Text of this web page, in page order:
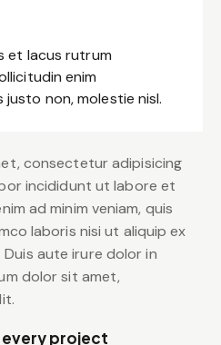
et lacus rutrum
enim
non, molestie nisl.
consectetur adipisicing
incididunt ut labore et
ad minim veniam, quis
laboris nisi ut aliquip ex
aute irure dolor in
dolor sit amet,
project